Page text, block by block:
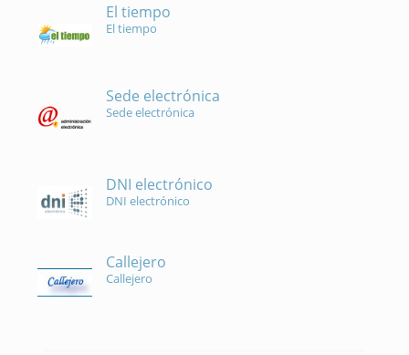
El tiempo
El tiempo
Sede electrónica
Sede electrónica
DNI electrónico
DNI electrónico
Callejero
Callejero